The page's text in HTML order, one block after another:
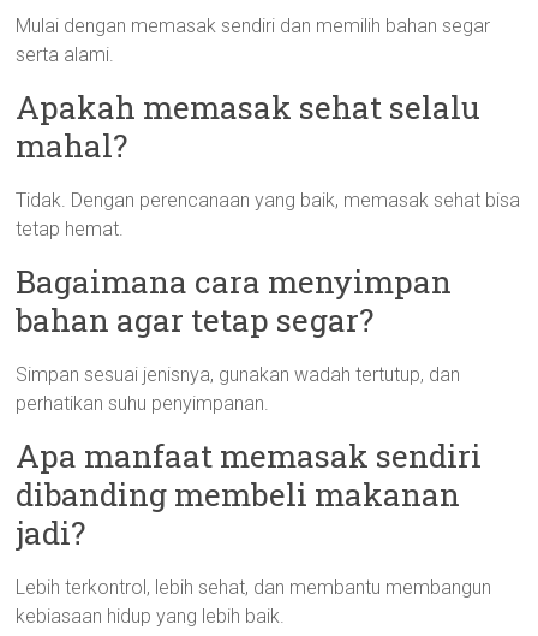
Mulai dengan memasak sendiri dan memilih bahan segar
serta alami.
Apakah memasak sehat selalu
mahal?
Tidak. Dengan perencanaan yang baik, memasak sehat bisa
tetap hemat.
Bagaimana cara menyimpan
bahan agar tetap segar?
Simpan sesuai jenisnya, gunakan wadah tertutup, dan
perhatikan suhu penyimpanan.
Apa manfaat memasak sendiri
dibanding membeli makanan
jadi?
Lebih terkontrol, lebih sehat, dan membantu membangun
kebiasaan hidup yang lebih baik.